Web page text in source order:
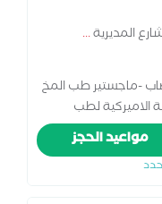
المديرية...
-ماجستير طب المخ
الاميركية لطب
و الحركات
مواعيد الحجز